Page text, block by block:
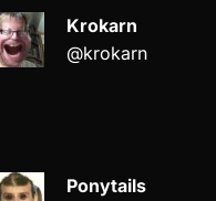
Krokarn
@krokarn
Ponytails